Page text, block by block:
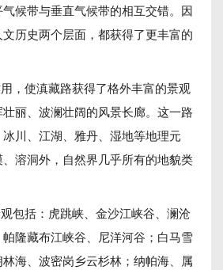
候带与垂直气候带的相互交错。因
历史两个层面，都获得了更丰富的
，使滇藏路获得了格外丰富的景观
丽、波澜壮阔的风景长廊。这一路
川、江湖、雅丹、湿地等地理元
溶洞外，自然界几乎所有的地貌类
包括：虎跳峡、金沙江峡谷、澜沧
隆藏布江峡谷、尼洋河谷；白马雪
海、波密岗乡云杉林；纳帕海、属